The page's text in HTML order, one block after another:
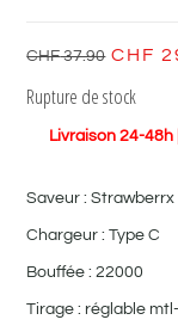
CHF37.90 CHF
Rupture de stock
Livraison 24-48h
Saveur :
Chargeur : Type C
Bouffée : 22000
Tirage : réglable